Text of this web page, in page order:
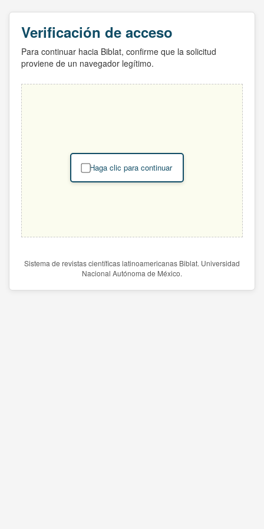
Verificación de acceso
Para continuar hacia Biblat, confirme que la solicitud
proviene de un navegador legítimo.
Haga clic para continuar
Sistema de revistas científicas latinoamericanas Biblat. Universidad
Nacional Autónoma de México.